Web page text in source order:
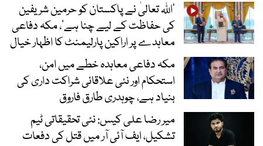
’اللہ تعالیٰ نے پاکستان کو حرمین شریفین
کی حفاظت کے لیے چنا ہے‘، مکہ دفاعی
معاہدے پر اراکین پارلیمنٹ کا اظہار خیال
مکہ دفاعی معاہدہ خطے میں امن،
استحکام اور نئی علاقائی شراکت داری کی
بنیاد ہے، چوہدری طارق فاروق
میر رضا علی کیس: نئی تحقیقاتی ٹیم
تشکیل، ایف آئی آر میں قتل کی دفعات